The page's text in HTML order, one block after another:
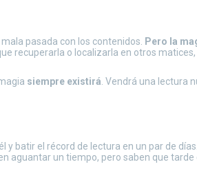
pasada con los contenidos.
Pero la
recuperarla o localizarla en otros
siempre existirá . Vendrá una lectura
y batir el récord de lectura en un par de
aguantar un tiempo, pero saben que